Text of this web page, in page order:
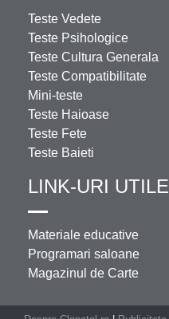
Teste Vedete
Teste Psihologice
Teste Cultura Generala
Teste Compatibilitate
Mini-teste
Teste Haioase
Teste Fete
Teste Baieti
LINK-URI UTILE
Materiale educative
Programari saloane
Magazinul de Carte